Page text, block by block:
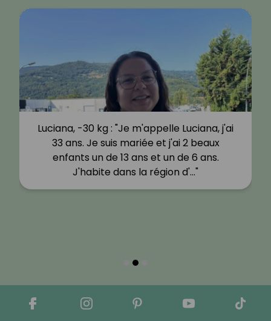
Luciana, -30 kg : "Je m'appelle Luciana, j'ai
33 ans. Je suis mariée et j'ai 2 beaux
enfants un de 13 ans et un de 6 ans.
J'habite dans la région d'…"